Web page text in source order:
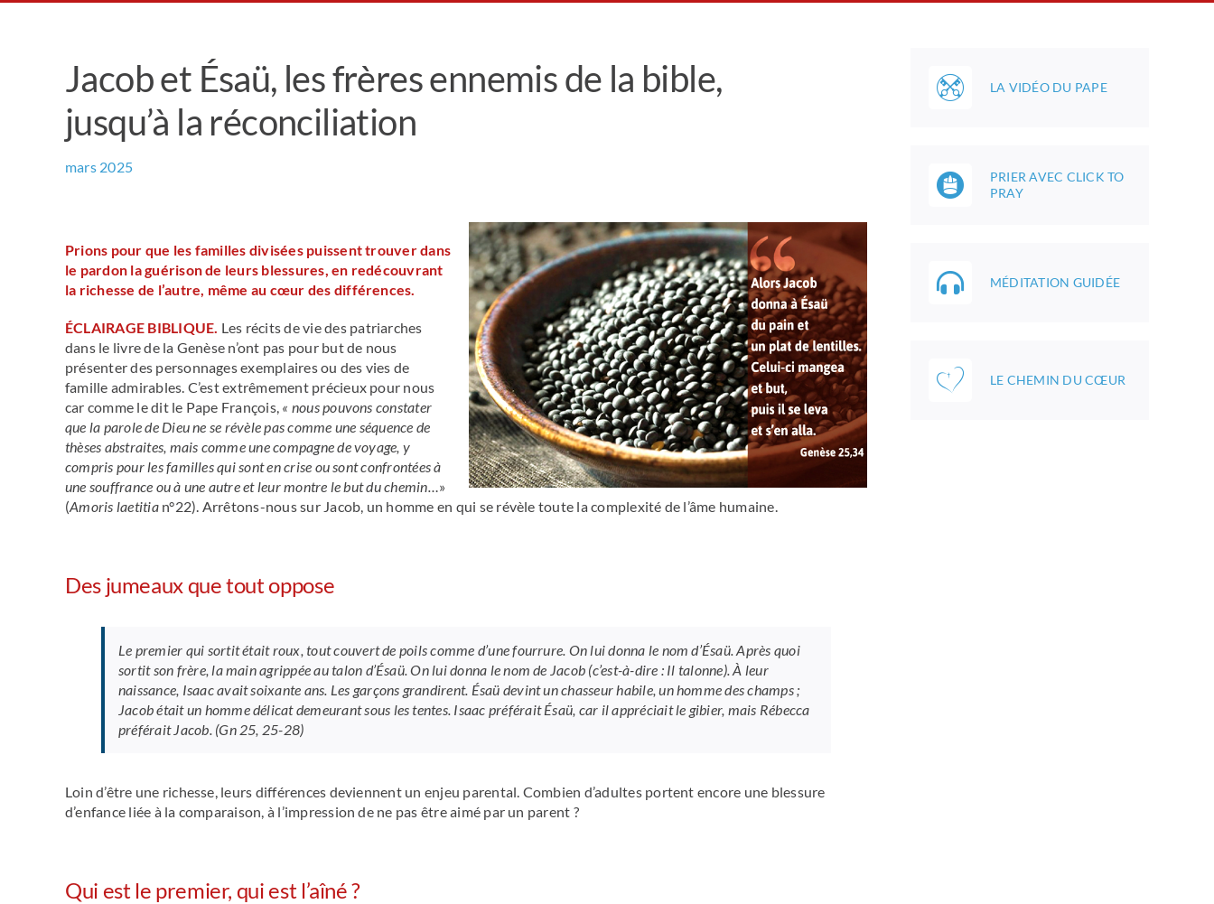
Jacob et Ésaü, les frères ennemis de la bible,
jusqu’à la réconciliation
mars 2025
Prions pour que les familles divisées puissent trouver dans
le pardon la guérison de leurs blessures, en redécouvrant
la richesse de l’autre, même au cœur des différences.
ÉCLAIRAGE BIBLIQUE. Les récits de vie des patriarches
dans le livre de la Genèse n’ont pas pour but de nous
présenter des personnages exemplaires ou des vies de
famille admirables. C’est extrêmement précieux pour nous
car comme le dit le Pape François, « nous pouvons constater
que la parole de Dieu ne se révèle pas comme une séquence de
thèses abstraites, mais comme une compagne de voyage, y
compris pour les familles qui sont en crise ou sont confrontées à
une souffrance ou à une autre et leur montre le but du chemin…»
(Amoris laetitian°22). Arrêtons-nous sur Jacob, un homme en qui se révèle toute la complexité de l’âme humaine.
Des jumeaux que tout oppose
Le premier qui sortit était roux, tout couvert de poils comme d’une fourrure. On lui donna le nom d’Ésaü. Après quoi
sortit son frère, la main agrippée au talon d’Ésaü. On lui donna le nom de Jacob (c’est-à-dire : Il talonne). À leur
naissance, Isaac avait soixante ans. Les garçons grandirent. Ésaü devint un chasseur habile, un homme des champs ;
Jacob était un homme délicat demeurant sous les tentes. Isaac préférait Ésaü, car il appréciait le gibier, mais Rébecca
préférait Jacob. (Gn 25, 25-28)
Loin d’être une richesse, leurs différences deviennent un enjeu parental. Combien d’adultes portent encore une blessure
d’enfance liée à la comparaison, à l’impression de ne pas être aimé par un parent ?
Qui est le premier, qui est l’aîné ?
LA VIDÉO DU PAPE
PRIER AVEC CLICK TO
PRAY
MÉDITATION GUIDÉE
LE CHEMIN DU CŒUR